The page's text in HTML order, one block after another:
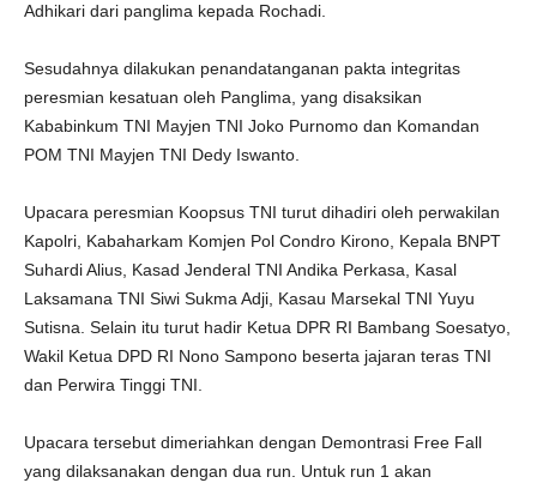
Adhikari dari panglima kepada Rochadi.
Sesudahnya dilakukan penandatanganan pakta integritas
peresmian kesatuan oleh Panglima, yang disaksikan
Kababinkum TNI Mayjen TNI Joko Purnomo dan Komandan
POM TNI Mayjen TNI Dedy Iswanto.
Upacara peresmian Koopsus TNI turut dihadiri oleh perwakilan
Kapolri, Kabaharkam Komjen Pol Condro Kirono, Kepala BNPT
Suhardi Alius, Kasad Jenderal TNI Andika Perkasa, Kasal
Laksamana TNI Siwi Sukma Adji, Kasau Marsekal TNI Yuyu
Sutisna. Selain itu turut hadir Ketua DPR RI Bambang Soesatyo,
Wakil Ketua DPD RI Nono Sampono beserta jajaran teras TNI
dan Perwira Tinggi TNI.
Upacara tersebut dimeriahkan dengan Demontrasi Free Fall
yang dilaksanakan dengan dua run. Untuk run 1 akan